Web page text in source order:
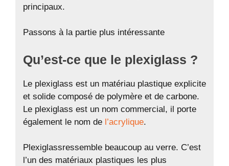
principaux.
Passons à la partie plus intéressante
Qu’est-ce que le plexiglass ?
Le plexiglass est un matériau plastique explicite
et solide composé de polymère et de carbone.
Le plexiglass est un nom commercial, il porte
également le nom de l’acrylique.
Plexiglassressemble beaucoup au verre. C’est
l’un des matériaux plastiques les plus